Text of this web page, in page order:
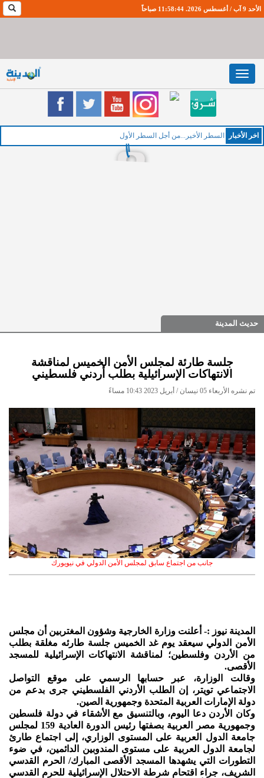
الأحد 9 آب / أغسطس 2026. 11:58:44 صباحاً
Toggle
navigation
اخر اﻷخبار السطر الأخير...من أجل السطر الأول
حديث المدينة
جلسة طارئة لمجلس الأمن الخميس لمناقشة
الانتهاكات الإسرائيلية بطلب أردني فلسطيني
تم نشره الأربعاء 05 نيسان / أبريل 2023 10:43 مساءً
جانب من اجتماع سابق لمجلس الأمن الدولي في نيويورك
المدينة نيوز :- أعلنت وزارة الخارجية وشؤون المغتربين أن مجلس
الأمن الدولي سيعقد يوم غد الخميس جلسة طارئه مغلقة بطلب
من الأردن وفلسطين؛ لمناقشة الانتهاكات الإسرائيلية للمسجد
الأقصى.
وقالت الوزارة، عبر حسابها الرسمي على موقع التواصل
الاجتماعي تويتر، إن الطلب الأردني الفلسطيني جرى بدعم من
دولة الإمارات العربية المتحدة وجمهورية الصين.
وكان الأردن دعا اليوم، وبالتنسيق مع الأشقاء في دولة فلسطين
وجمهورية مصر العربية بصفتها رئيس الدورة العادية 159 لمجلس
جامعة الدول العربية على المستوى الوزاري، إلى اجتماع طارئ
لجامعة الدول العربية على مستوى المندوبين الدائمين، في ضوء
التطورات التي يشهدها المسجد الأقصى المبارك/ الحرم القدسي
الشريف، جراء اقتحام شرطة الاحتلال الإسرائيلية للحرم القدسي